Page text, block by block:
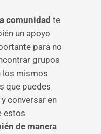
comunidad te
un apoyo
para no
grupos
los mismos
que puedes
conversar en
estos
de manera